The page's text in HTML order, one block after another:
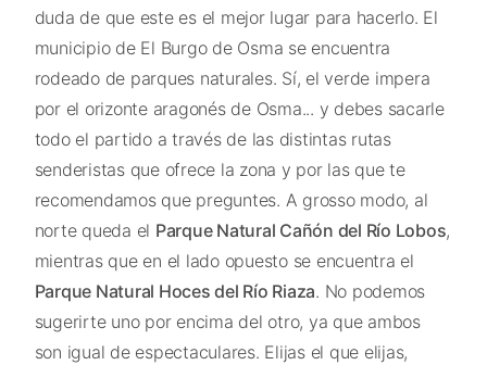
duda de que este es el mejor lugar para hacerlo. El
municipio de El Burgo de Osma se encuentra
rodeado de parques naturales. Sí, el verde impera
por el orizonte aragonés de Osma... y debes sacarle
todo el partido a través de las distintas rutas
senderistas que ofrece la zona y por las que te
recomendamos que preguntes. A grosso modo, al
norte queda el Parque Natural Cañón del Río Lobos,
mientras que en el lado opuesto se encuentra el
Parque Natural Hoces del Río Riaza. No podemos
sugerirte uno por encima del otro, ya que ambos
son igual de espectaculares. Elijas el que elijas,